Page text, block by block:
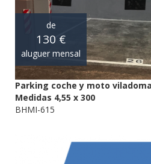
de
130 €
aluguer mensal
Parking coche y moto
Medidas 4,55 x 300
BHMI-615